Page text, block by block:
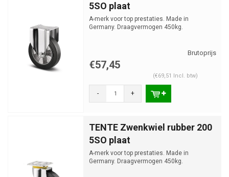
5SO plaat
A-merk voor top prestaties. Made in
Germany. Draagvermogen 450kg.
€57,45
(€69,51 Incl. btw)
- +
TENTE Zwenkwiel rubber 200
5SO plaat
A-merk voor top prestaties. Made in
Germany. Draagvermogen 450kg.